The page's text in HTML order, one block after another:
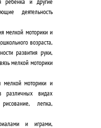
деятельность
мелкой моторики и
возраста,
развития руки,
мелкой моторики
мелкой моторики и
различных видах
лепка,
и играми,